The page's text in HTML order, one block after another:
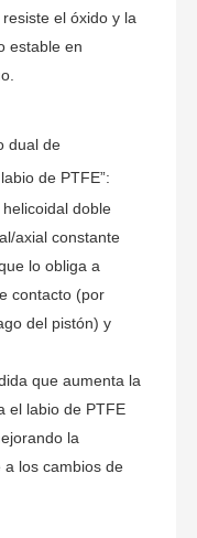
el óxido y la
estable en
dual de
de PTFE”:
doble
axial constante
lo obliga a
contacto (por
del pistón) y
que aumenta la
el labio de PTFE
la
los cambios de